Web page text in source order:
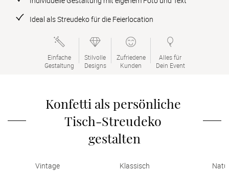
Ideal als Streudeko für die Feierlocation
Einfache
Gestaltung
Stilvolle
Designs
Zufriedene
Kunden
Alles für
Dein Event
Konfetti als persönliche
Tisch-Streudeko
gestalten
Vintage Klassisch